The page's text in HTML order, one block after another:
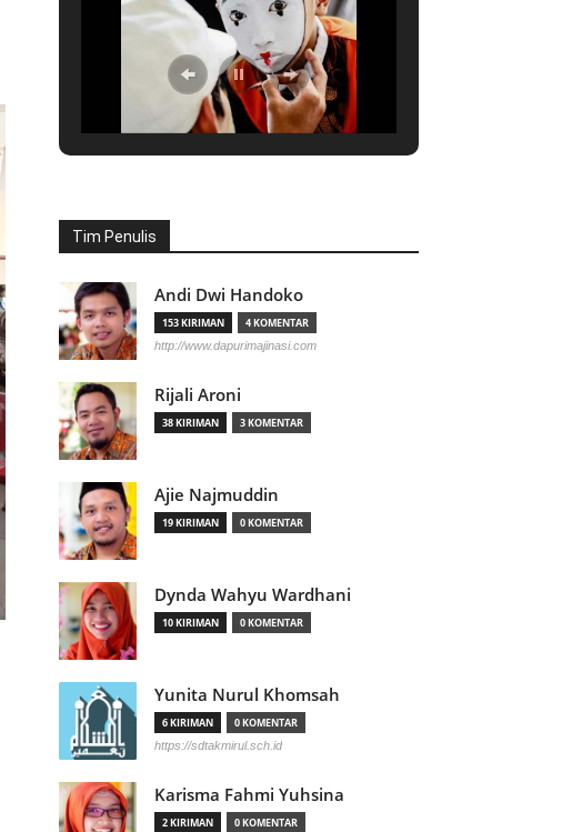
Tim Penulis
Andi Dwi Handoko
153 KIRIMAN 4 KOMENTAR
http://www.dapurimajinasi.com
Rijali Aroni
38 KIRIMAN 3 KOMENTAR
Ajie Najmuddin
19 KIRIMAN 0 KOMENTAR
Dynda Wahyu Wardhani
10 KIRIMAN 0 KOMENTAR
Yunita Nurul Khomsah
6 KIRIMAN 0 KOMENTAR
https://sdtakmirul.sch.id
Karisma Fahmi Yuhsina
2 KIRIMAN 0 KOMENTAR